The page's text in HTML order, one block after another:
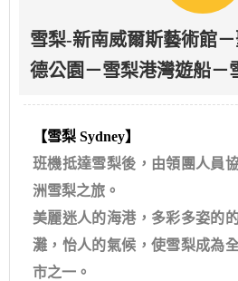
雪梨-新南威爾斯藝術館
德公園－雪梨港灣遊船－
【雪梨 Sydney】
班機抵達雪梨後，由領團人員
洲雪梨之旅。
美麗迷人的海港，多彩多姿的
灘，怡人的氣候，使雪梨成為
市之一。